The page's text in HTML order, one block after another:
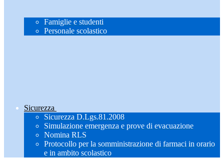
Famiglie e studenti
Personale scolastico
Sicurezza
Sicurezza D.Lgs.81.2008
Simulazione emergenza e prove di evacuazione
Nomina RLS
Protocollo per la somministrazione di farmaci in orario
e in ambito scolastico